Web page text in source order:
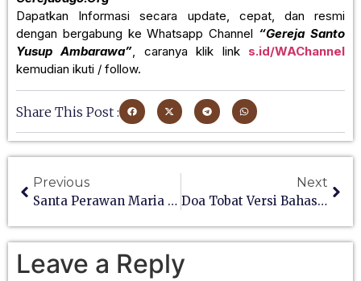
Dapatkan Informasi secara update, cepat, dan resmi
dengan bergabung ke Whatsapp Channel “Gereja Santo
Yusup Ambarawa”, caranya klik link s.id/WAChannel
kemudian ikuti / follow.
Share This Post :
Previous
Santa Perawan Maria Diangkat Ke Surga
Next
Doa Tobat Versi Bahasa Inggris
Leave a Reply